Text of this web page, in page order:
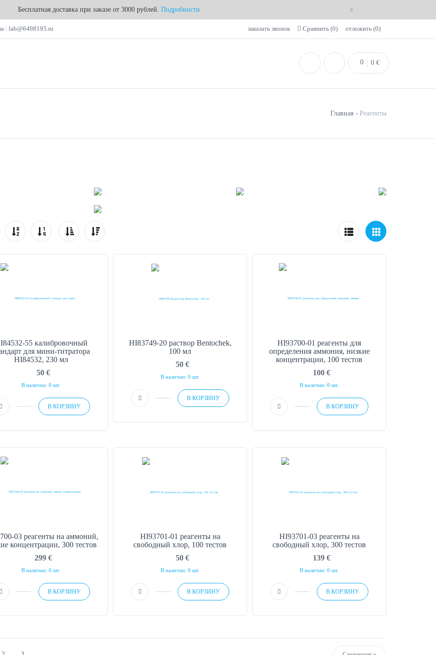
Бесплатная доставка при заказе от 3000 рублей. Подробности x
: lab@6498195.ru Сравнить (0) отложить (0)
заказать звонок
0 0 €
Главная Реагенты
55 калибровочный
для мини-титратора
HI84532, 230 мл
50 €
В наличии: 0 шт.
В КОРЗИНУ
HI83749-20 раствор Bentochek,
100 мл
50 €
В наличии: 0 шт.
В КОРЗИНУ
HI93700-01 реагенты для
определения аммония, низкие
концентрации, 100 тестов
100 €
В наличии: 0 шт.
В КОРЗИНУ
03 реагенты на аммоний,
концентрации, 300 тестов
299 €
В наличии: 0 шт.
В КОРЗИНУ
HI93701-01 реагенты на
свободный хлор, 100 тестов
50 €
В наличии: 0 шт.
В КОРЗИНУ
HI93701-03 реагенты на
свободный хлор, 300 тестов
139 €
В наличии: 0 шт.
В КОРЗИНУ